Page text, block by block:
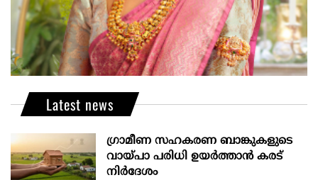
Latest news
ഗ്രാമീണ സഹകരണ ബാങ്കുകളുടെ
വായ്പാ പരിധി ഉയർത്താൻ കരട്
നിർദേശം